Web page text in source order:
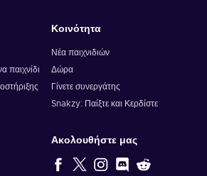
παιχνίδι
Κοινότητα
Νέα παιχνιδιών
Δώρα
Γίνετε συνεργάτης
Snakzy: Παίξτε και Κερδίστε
Ακολουθήστε μας